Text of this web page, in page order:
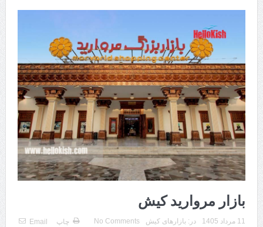
شاتل سواری
اجاره موتور در کیش
پاراسل کیش
جت اسکی
سامانه پاسخگویی به شکایات مردمی جزیره کیش
کلوپ های کیش: غواصی و تفریحات دریایی
بازار مروارید کیش
11 مرداد 1405 در: بازارهای کیش No Comments چاپ Email